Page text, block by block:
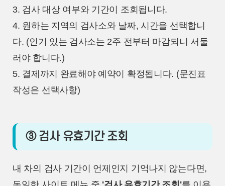
3. 검사 대상 여부와 기간이 조회됩니다.
4. 원하는 지역의 검사소와 날짜, 시간을 선택합니
다. (인기 있는 검사소는 2주 전부터 마감되니 서둘
러야 합니다.)
5. 결제까지 완료해야 예약이 확정됩니다. (문진표
작성은 선택사항)
③ 검사 유효기간 조회
내 차의 검사 기간이 언제인지 기억나지 않는다면,